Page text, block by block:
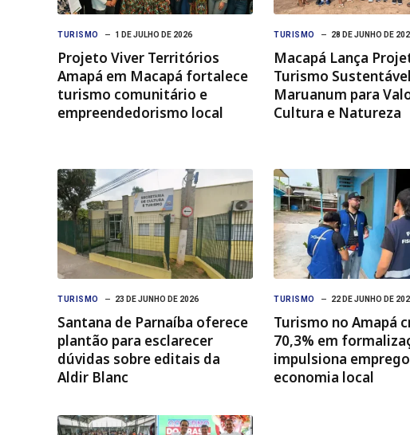
TURISMO 1 DE JULHO DE 2026
Projeto Viver Territórios
Amapá em Macapá fortalece
turismo comunitário e
empreendedorismo local
TURISMO 28 DE JUNHO DE
Macapá Lança
Turismo
Maruanum para
Cultura e Natureza
TURISMO 23 DE JUNHO DE 2026
Santana de Parnaíba oferece
plantão para esclarecer
dúvidas sobre editais da
Aldir Blanc
TURISMO 22 DE JUNHO DE
Turismo no Amapá
70,3% em
impulsiona
economia local